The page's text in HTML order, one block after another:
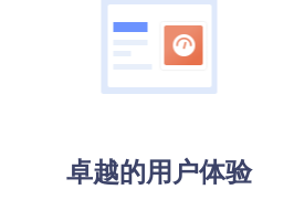
卓越的用户体验